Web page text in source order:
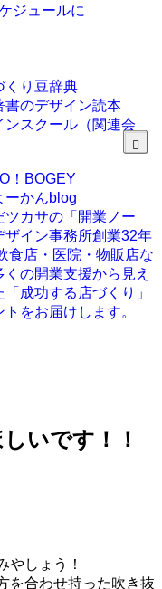
ジュールに
くり豆辞典
書のデザイン読本
ンスクール（関連会
！BOGEY
ーかんblog
ツカサの「開業ノー
ザイン事務所創業32年
食店・医院・物販店な
くの開業支援から見え
「成功する店づくり」
トをお届けします。
いです！！
やしょう！
を合わせ持った吹き抜